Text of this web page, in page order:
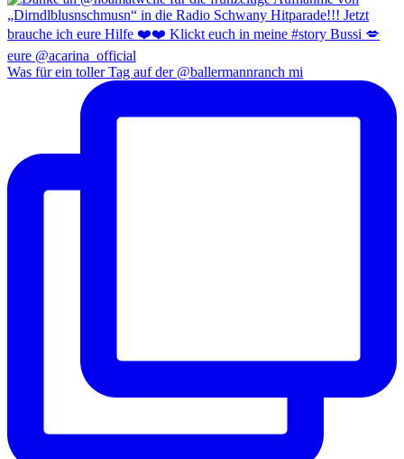
Was für ein toller Tag auf der @ballermannranch mi